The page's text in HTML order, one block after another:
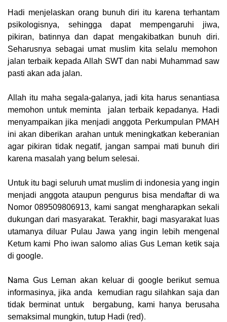
Hadi menjelaskan orang bunuh diri itu karena terhantam
psikologisnya, sehingga dapat mempengaruhi jiwa,
pikiran, batinnya dan dapat mengakibatkan bunuh diri.
Seharusnya sebagai umat muslim kita selalu memohon
jalan terbaik kepada Allah SWT dan nabi Muhammad saw
pasti akan ada jalan.
Allah itu maha segala-galanya, jadi kita harus senantiasa
memohon untuk meminta jalan terbaik kepadanya. Hadi
menyampaikan jika menjadi anggota Perkumpulan PMAH
ini akan diberikan arahan untuk meningkatkan keberanian
agar pikiran tidak negatif, jangan sampai mati bunuh diri
karena masalah yang belum selesai.
Untuk itu bagi seluruh umat muslim di indonesia yang ingin
menjadi anggota ataupun pengurus bisa mendaftar di wa
Nomor 089509806913, kami sangat mengharapkan sekali
dukungan dari masyarakat. Terakhir, bagi masyarakat luas
utamanya diluar Pulau Jawa yang ingin lebih mengenal
Ketum kami Pho iwan salomo alias Gus Leman ketik saja
di google.
Nama Gus Leman akan keluar di google berikut semua
informasinya, jika anda kemudian ragu silahkan saja dan
tidak berminat untuk bergabung, kami hanya berusaha
semaksimal mungkin, tutup Hadi (red).